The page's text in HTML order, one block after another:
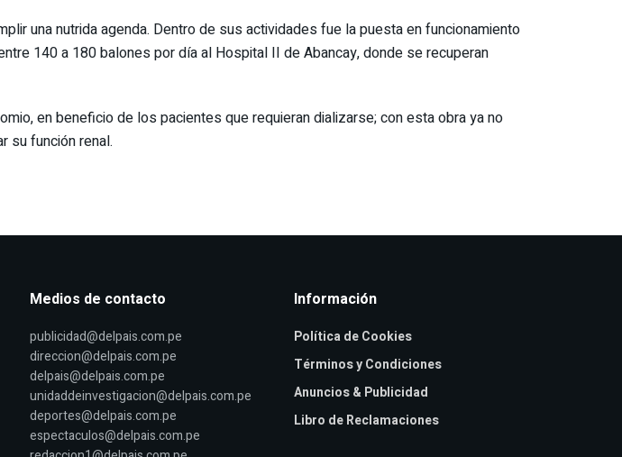
una nutrida agenda. Dentro de sus actividades fue la puesta en funcionamiento
140 a 180 balones por día al Hospital II de Abancay, donde se recuperan
en beneficio de los pacientes que requieran dializarse; con esta obra ya no
su función renal.
Medios de contacto
publicidad@delpais.com.pe
direccion@delpais.com.pe
delpais@delpais.com.pe
unidaddeinvestigacion@delpais.com.pe
deportes@delpais.com.pe
espectaculos@delpais.com.pe
Información
Política de Cookies
Términos y Condiciones
Anuncios & Publicidad
Libro de Reclamaciones